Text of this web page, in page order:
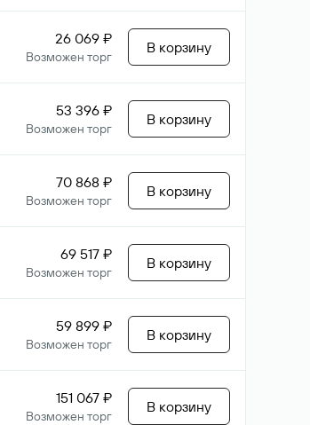
26 069 ₽
Возможен торг
В корзину
53 396 ₽
Возможен торг
В корзину
70 868 ₽
Возможен торг
В корзину
69 517 ₽
Возможен торг
В корзину
59 899 ₽
Возможен торг
В корзину
151 067 ₽
Возможен торг
В корзину